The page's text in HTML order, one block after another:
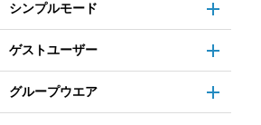
シンプルモード
ゲストユーザー
グループウエア